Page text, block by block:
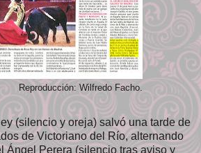
Reproducción: Wilfredo Facho.
(silencio y oreja) salvó una tarde de
de Victoriano del Río, alternando
Ángel Perera (silencio tras aviso y